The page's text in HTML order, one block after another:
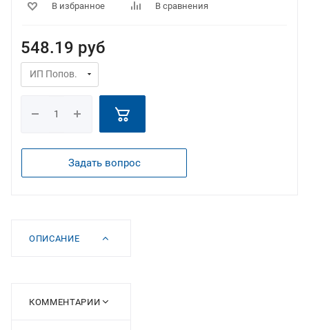
В избранное В сравнения
548.19 руб
Задать вопрос
ОПИСАНИЕ
КОММЕНТАРИИ